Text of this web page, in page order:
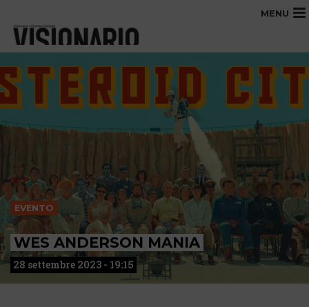
MENU
EVENTO
WES ANDERSON MANIA
28 settembre 2023 - 19:15